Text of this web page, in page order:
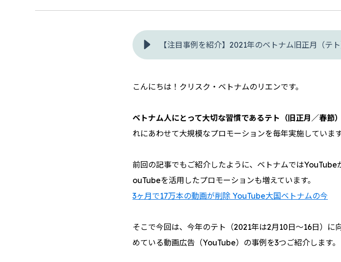
こんにちは！クリスク・ベトナムのリエンです。
ベトナム人にとって大切な習慣であるテト（旧正月／春節）
れにあわせて大規模なプロモーションを毎年実施しています
前回の記事でもご紹介したように、ベトナムでは
ouTubeを活用したプロモーションも増えています。
3ヶ月で17万本の動画が削除 YouTube大国ベトナムの今
そこで今回は、今年のテト（2021年は2月10日〜16日）
めている動画広告（YouTube）の事例を3つご紹介します。